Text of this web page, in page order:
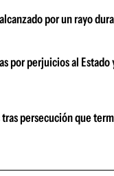
por un rayo
por perjuicios al
persecución que